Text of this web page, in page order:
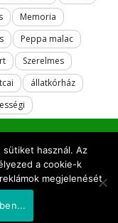
Memoria
Peppa malac
Szerelmes
állatkórház
sütiket használ. Az
a cookie-k
megjelenését